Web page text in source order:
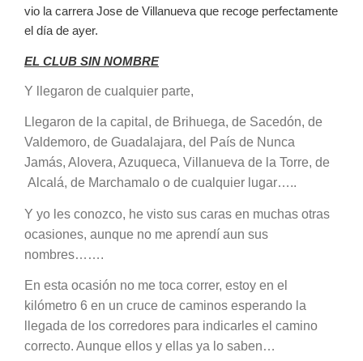
vio la carrera Jose de Villanueva que recoge perfectamente
el día de ayer.
EL CLUB SIN NOMBRE
Y llegaron de cualquier parte,
Llegaron de la capital, de Brihuega, de Sacedón, de
Valdemoro, de Guadalajara, del País de Nunca
Jamás, Alovera, Azuqueca, Villanueva de la Torre, de
Alcalá, de Marchamalo o de cualquier lugar…..
Y yo les conozco, he visto sus caras en muchas otras
ocasiones, aunque no me aprendí aun sus
nombres…….
En esta ocasión no me toca correr, estoy en el
kilómetro 6 en un cruce de caminos esperando la
llegada de los corredores para indicarles el camino
correcto. Aunque ellos y ellas ya lo saben…